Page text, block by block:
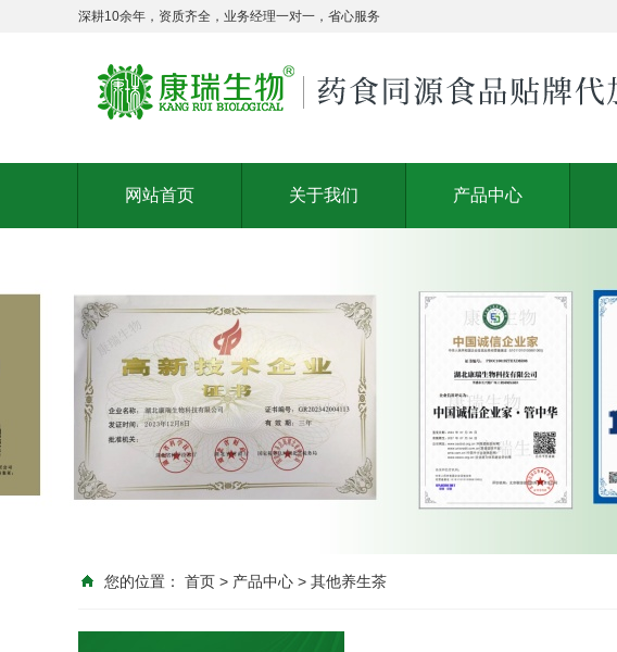
深耕10余年，资质齐全，业务经理一对一，省心服务
网站首页 关于我们 产品中心
您的位置： 首页 > 产品中心 > 其他养生茶